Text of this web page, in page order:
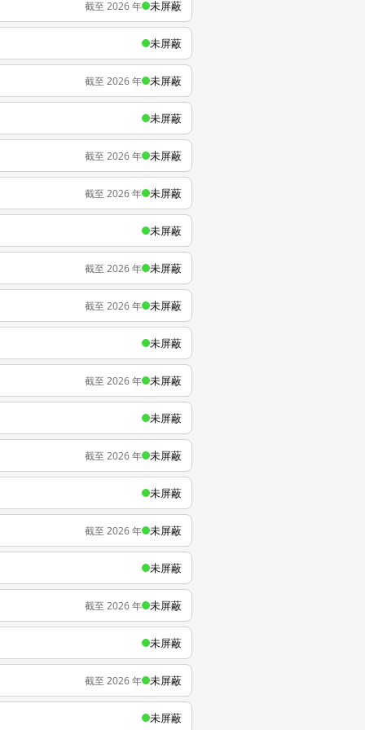
截至 2026 年 未屏蔽
未屏蔽
截至 2026 年 未屏蔽
未屏蔽
截至 2026 年 未屏蔽
截至 2026 年 未屏蔽
未屏蔽
截至 2026 年 未屏蔽
截至 2026 年 未屏蔽
未屏蔽
截至 2026 年 未屏蔽
未屏蔽
截至 2026 年 未屏蔽
未屏蔽
截至 2026 年 未屏蔽
未屏蔽
截至 2026 年 未屏蔽
未屏蔽
截至 2026 年 未屏蔽
未屏蔽